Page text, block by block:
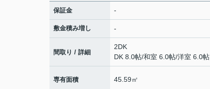
保証金 -
敷金積み増し -
間取り / 詳細
2DK
DK 8.0帖/和室 6.0帖/洋室 6.0帖
専有面積 45.59㎡